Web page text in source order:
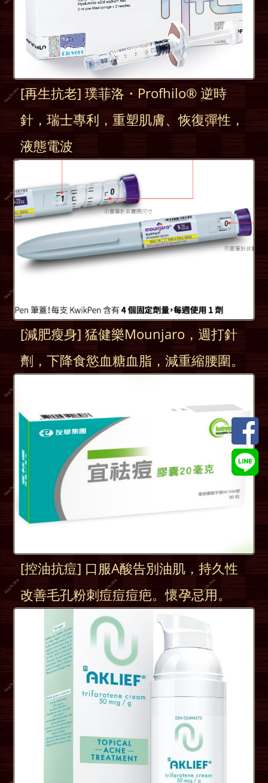
[再生抗老] 璞菲洛・Profhilo® 逆時
針，瑞士專利，重塑肌膚、恢復彈性，
液態電波
[減肥瘦身] 猛健樂Mounjaro，週打針
劑，下降食慾血糖血脂，減重縮腰圍。
[控油抗痘] 口服A酸告別油肌，持久性
改善毛孔粉刺痘痘痘疤。懷孕忌用。